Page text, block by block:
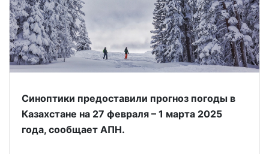
Синоптики предоставили прогноз погоды в
Казахстане на 27 февраля – 1 марта 2025
года, сообщает АПН.